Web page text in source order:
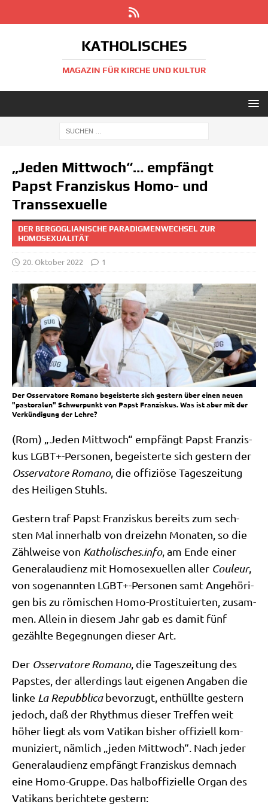
KATHOLISCHES
MAGAZIN FÜR KIRCHE UND KULTUR
„Jeden Mittwoch“… empfängt
Papst Franziskus Homo- und
Transsexuelle
DER BERGOGLIANISCHE PARADIGMENWECHSEL ZUR
HOMOSEXUALITÄT
20. Oktober 2022 1
Der Osservatore Romano begeisterte sich gestern über einen neuen
"pastoralen" Schwerpunkt von Papst Franziskus. Was ist aber mit der
Verkündigung der Lehre?
(Rom) „Jeden Mitt­woch“ emp­fängt Papst Fran­zis­
kus LGBT+-Personen, begei­ster­te sich gestern der
Osser­va­to­re Roma­no, die offi­ziö­se Tages­zei­tung
des Hei­li­gen Stuhls.
Gestern traf Papst Fran­zis­kus bereits zum sech­
sten Mal inner­halb von drei­zehn Mona­ten, so die
Zähl­wei­se von Katho​li​sches​.info, am Ende einer
Gene­ral­au­di­enz mit Homo­se­xu­el­len aller Cou­leur,
von soge­nann­ten LGBT+-Personen samt Ange­hö­ri­
gen bis zu römi­schen Homo-Pro­sti­tu­ier­ten, zusam­
men. Allein in die­sem Jahr gab es damit fünf
gezähl­te Begeg­nun­gen die­ser Art.
Der Osser­va­to­re Roma­no, die Tages­zei­tung des
Pap­stes, der aller­dings laut eige­nen Anga­ben die
lin­ke La Repubbli­cabevor­zugt, ent­hüll­te gestern
jedoch, daß der Rhyth­mus die­ser Tref­fen weit
höher liegt als vom Vati­kan bis­her offi­zi­ell kom­
mu­ni­ziert, näm­lich „jeden Mitt­woch“. Nach jeder
Gene­ral­au­di­enz emp­fängt Fran­zis­kus dem­nach
eine Homo-Grup­pe. Das halb­of­fi­zi­el­le Organ des
Vati­kans berich­te­te gestern: